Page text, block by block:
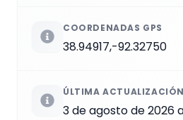
COORDENADAS GPS
38.94917,-92.32750
ÚLTIMA ACTUALIZACIÓN
3 de agosto de 2026